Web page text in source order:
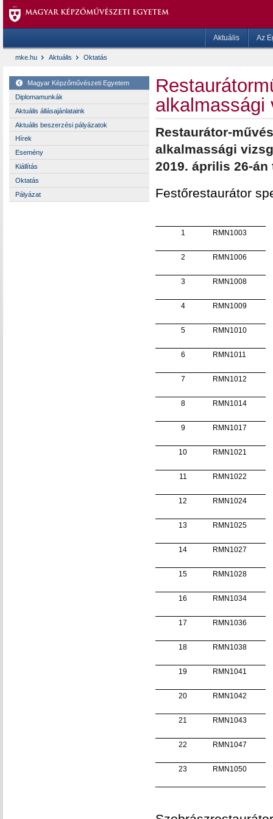
Aktuális Az
mke.hu Aktuális Oktatás
Magyar Képzőművészeti Egyetem
Diplomamunkák
Aktuális állásajánlataink
Aktuális beszerzési pályázatok
Hírek
Esemény
Kiállítás
Oktatás
Pályázat
alkalmassági
Restaurátor-
alkalmassági
2019. április 26-
Festőrestaurátor
1 RMN1003
2 RMN1006
3 RMN1008
4 RMN1009
5 RMN1010
6 RMN1011
7 RMN1012
8 RMN1014
9 RMN1017
10 RMN1021
11 RMN1022
12 RMN1024
13 RMN1025
14 RMN1027
15 RMN1028
16 RMN1034
17 RMN1036
18 RMN1038
19 RMN1041
20 RMN1042
21 RMN1043
22 RMN1047
23 RMN1050